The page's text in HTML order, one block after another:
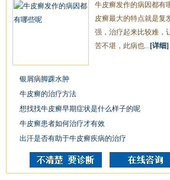
牛皮癣发作的病因都有
皮癣最大的特点就是复
强，治疗起来比较难，
苦不堪，此病也... [详细]
银屑病脚踝水肿
牛皮癣的治疗方法
想找找牛皮癣早期症状是什么样子的呢
牛皮癣患者如何治疗才有效
出汗是否有助于牛皮癣疾病的治疗